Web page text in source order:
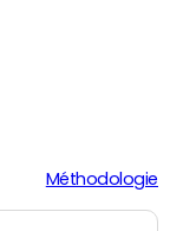
Méthodologie